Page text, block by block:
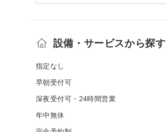
設備・サービスから探す
指定なし
早朝受付可
深夜受付可・24時間営業
年中無休